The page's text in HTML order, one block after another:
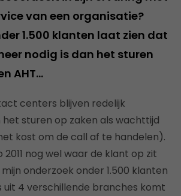
van een organisatie?
1.500 klanten laat zien dat
nodig is dan het sturen
AHT…
centers blijven redelijk
het sturen op zaken als wachttijd
kost om de call af te handelen).
2011 nog wel waar de klant op zit
onderzoek onder 1.500 klanten
uit 4 verschillende branches komt